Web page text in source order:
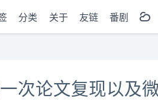
分类 关于 友链 番剧
次论文复现以及